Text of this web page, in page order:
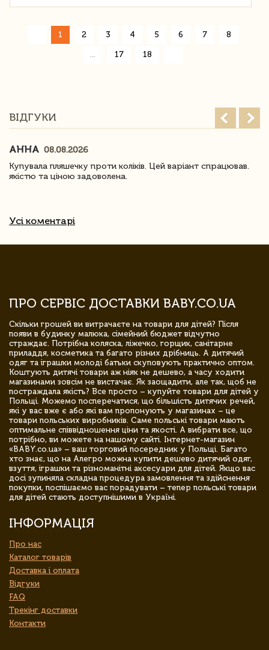
1 2 3 4 5 6 7 8
17 18
ВІДГУКИ
АННА 08.08.2026
Купувала пляшечку проти коліків. Цей варіант спрацював.
якістю та ціною задоволена.
Усі коментарі
ПРО СЕРВІС ДОСТАВКИ BABY.CO.UA
Скільки грошей ви витрачаєте на товари для дітей? Після
появи в будинку малюка, сімейний бюджет відчутно
страждає. Потрібна коляска, ліжечко, горщик, санітарне
приладдя, косметика та багато різних дрібниць. А дитячий
одяг та іграшки молоді батьки скуповують практично оптом.
Коштують дитячі товари аж ніяк не дешево, а часу ходити
магазинами зовсім не вистачає. Як заощадити, але так, щоб не
постраждала якість? Все просто – купуйте товари для дітей у
Польщі. Можемо посперечатися, що більшість дитячих речей,
які у вас вже є або які вам пропонують у магазинах – це
товари польських виробників. Саме польські товари мають
оптимальне співвідношення ціни та якості. А вибрати все, що
потрібно, ви можете на нашому сайті. Інтернет-магазин
«BABY.co.ua» – ваш торговий посередник у Польщі. Багато
хто знає, що на Алегро можна купити дешево дитячий одяг,
взуття, іграшки та різноманітні аксесуари для дітей. Якщо вас
досі зупиняла складна процедура замовлення та здійснення
покупки, поспішаємо вас порадувати – тепер польські товари
для дітей стають доступнішими в Україні.
ІНФОРМАЦІЯ
Про нас
Каталог товарів
Доставка і оплата
Відгуки
FAQ
Трекінг доставки
Контакти